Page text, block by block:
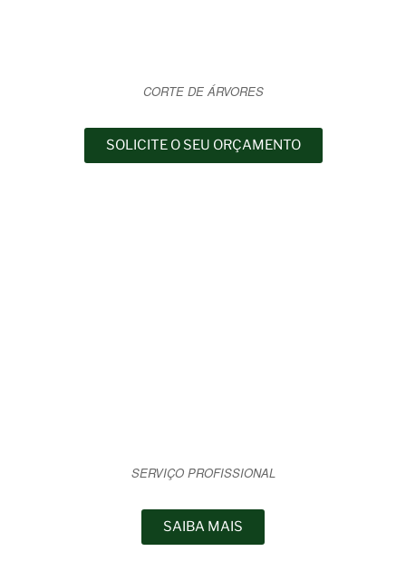
CORTE DE ÁRVORES
SOLICITE O SEU ORÇAMENTO
SERVIÇO PROFISSIONAL
SAIBA MAIS